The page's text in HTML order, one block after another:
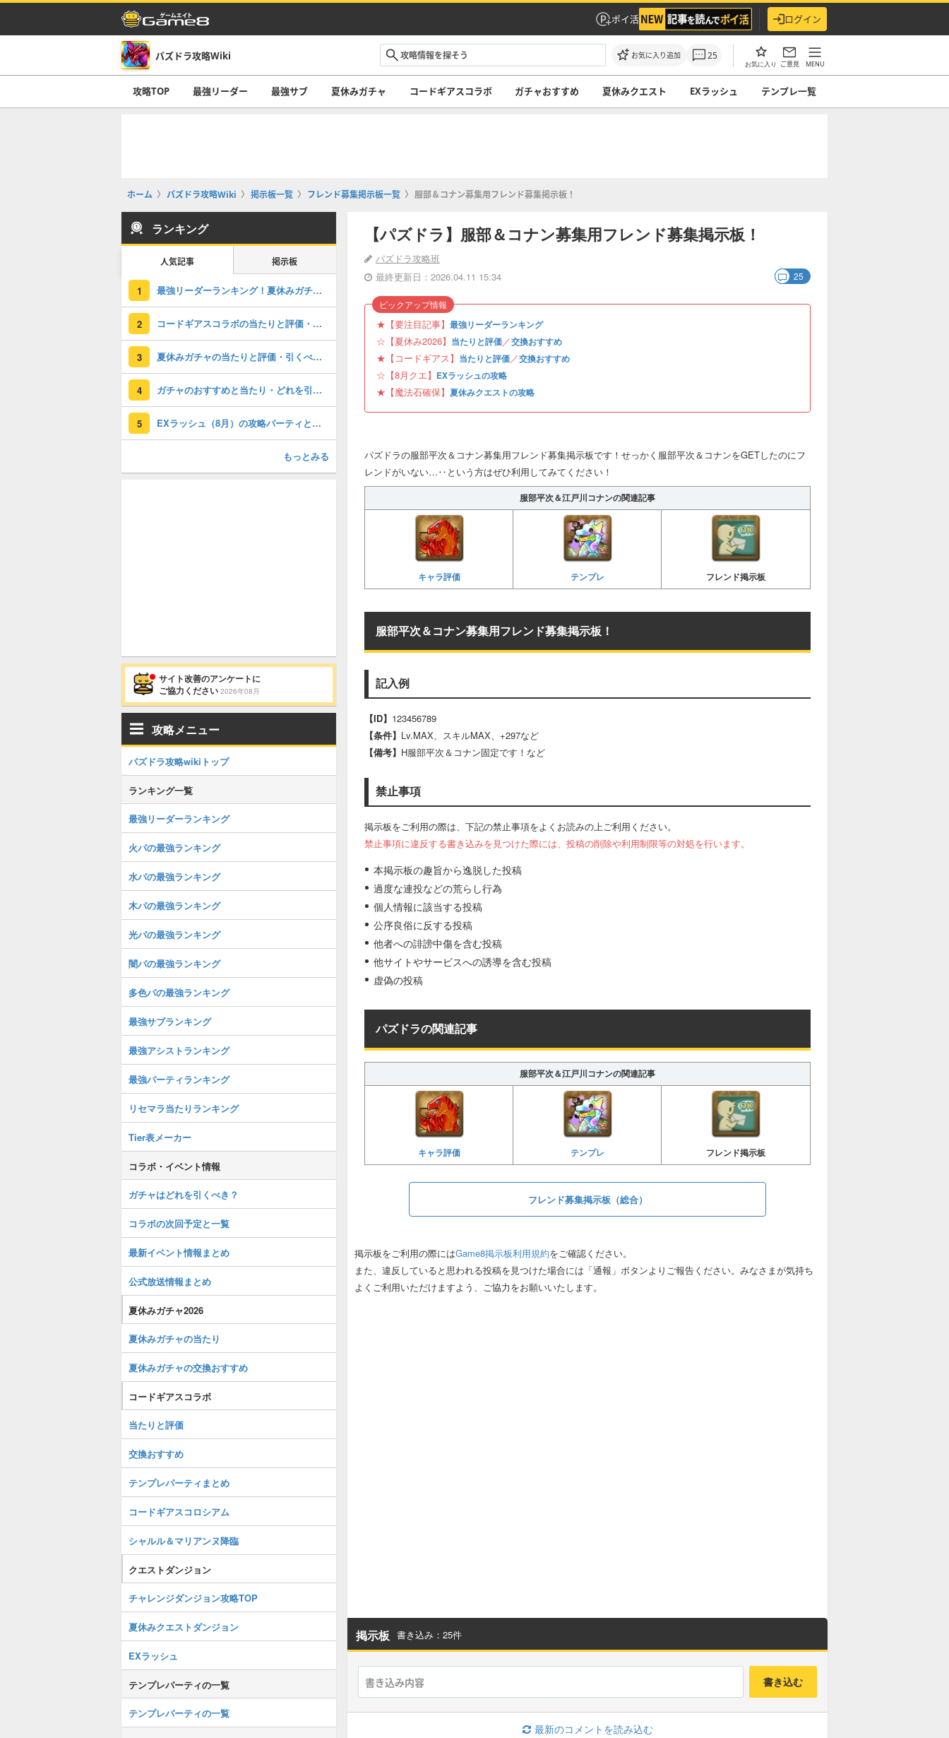
ポイ活 ログイン
パズドラ攻略Wiki お気に入り追加 25
お気に入り ご意見 MENU
攻略TOP 最強リーダー 最強サブ 夏休みガチャ コードギアスコラボ ガチャおすすめ 夏休みクエスト EXラッシュ テンプレ一覧
ホーム パズドラ攻略Wiki 掲示板一覧 フレンド募集掲示板一覧 服部＆コナン募集用フレンド募集掲示板！
【パズドラ】服部＆コナン募集用フレンド募集掲示板！
パズドラ攻略班
最終更新日：2026.04.11 15:34
25
★【要注目記事】 最強リーダーランキング
☆【夏休み2026】 当たりと評価／交換おすすめ
★【コードギアス】 当たりと評価／交換おすすめ
☆【8月クエ】 EXラッシュの攻略
★【魔法石確保】 夏休みクエストの攻略
ピックアップ情報
パズドラの服部平次＆コナン募集用フレンド募集掲示板です！せっかく服部平次＆コナンをGETしたのにフ
レンドがいない…‥という方はぜひ利用してみてください！
服部平次＆江戸川コナンの関連記事
キャラ評価 テンプレ フレンド掲示板
服部平次＆コナン募集用フレンド募集掲示板！
記入例
【ID】 123456789
【条件】 Lv.MAX、スキルMAX、+297など
【備考】 H服部平次＆コナン固定です！など
禁止事項
掲示板をご利用の際は、下記の禁止事項をよくお読みの上ご利用ください。
禁止事項に違反する書き込みを見つけた際には、投稿の削除や利用制限等の対処を行います。
本掲示板の趣旨から逸脱した投稿
過度な連投などの荒らし行為
個人情報に該当する投稿
公序良俗に反する投稿
他者への誹謗中傷を含む投稿
他サイトやサービスへの誘導を含む投稿
虚偽の投稿
パズドラの関連記事
服部平次＆江戸川コナンの関連記事
キャラ評価 テンプレ フレンド掲示板
フレンド募集掲示板（総合）
掲示板をご利用の際にはGame8掲示板利用規約をご確認ください。
また、違反していると思われる投稿を見つけた場合には「通報」ボタンよりご報告ください。みなさまが気持ち
よくご利用いただけますよう、ご協力をお願いいたします。
掲示板 書き込み：25件
書き込む
最新のコメントを読み込む
ランキング
人気記事 掲示板
1 最強リーダーランキング！夏休みガチャの評価掲載
2 コードギアスコラボの当たりと評価・引くべき？
3 夏休みガチャの当たりと評価・引くべき？
4 ガチャのおすすめと当たり・どれを引くべき？
5 EXラッシュ（8月）の攻略パーティと対策ギミック
もっとみる
サイト改善のアンケートに
ご協力ください 2026年08月
攻略メニュー
パズドラ攻略wikiトップ
ランキング一覧
最強リーダーランキング
火パの最強ランキング
水パの最強ランキング
木パの最強ランキング
光パの最強ランキング
闇パの最強ランキング
多色パの最強ランキング
最強サブランキング
最強アシストランキング
最強パーティランキング
リセマラ当たりランキング
Tier表メーカー
コラボ・イベント情報
ガチャはどれを引くべき？
コラボの次回予定と一覧
最新イベント情報まとめ
公式放送情報まとめ
夏休みガチャ2026
夏休みガチャの当たり
夏休みガチャの交換おすすめ
コードギアスコラボ
当たりと評価
交換おすすめ
テンプレパーティまとめ
コードギアスコロシアム
シャルル＆マリアンヌ降臨
クエストダンジョン
チャレンジダンジョン攻略TOP
夏休みクエストダンジョン
EXラッシュ
テンプレパーティの一覧
テンプレパーティの一覧